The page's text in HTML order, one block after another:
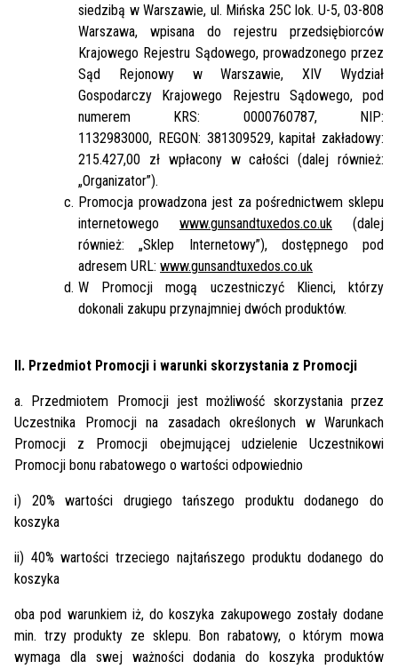
siedzibą w Warszawie, ul. Mińska 25C lok. U-5, 03-808
Warszawa, wpisana do rejestru przedsiębiorców
Krajowego Rejestru Sądowego, prowadzonego przez
Sąd Rejonowy w Warszawie, XIV Wydział
Gospodarczy Krajowego Rejestru Sądowego, pod
numerem KRS: 0000760787, NIP:
1132983000, REGON: 381309529, kapitał zakładowy:
215.427,00 zł wpłacony w całości (dalej również:
„Organizator”).
Promocja prowadzona jest za pośrednictwem sklepu
internetowego www.gunsandtuxedos.co.uk (dalej
również: „Sklep Internetowy”), dostępnego pod
adresem URL: www.gunsandtuxedos.co.uk
W Promocji mogą uczestniczyć Klienci, którzy
dokonali zakupu przynajmniej dwóch produktów.
II. Przedmiot Promocji i warunki skorzystania z Promocji
a. Przedmiotem Promocji jest możliwość skorzystania przez
Uczestnika Promocji na zasadach określonych w Warunkach
Promocji z Promocji obejmującej udzielenie Uczestnikowi
Promocji bonu rabatowego o wartości odpowiednio
i) 20% wartości drugiego tańszego produktu dodanego do
koszyka
ii) 40% wartości trzeciego najtańszego produktu dodanego do
koszyka
oba pod warunkiem iż, do koszyka zakupowego zostały dodane
min. trzy produkty ze sklepu. Bon rabatowy, o którym mowa
wymaga dla swej ważności dodania do koszyka produktów